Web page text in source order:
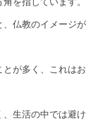
、仏教のイメージが
が多く、これはお
生活の中では避け